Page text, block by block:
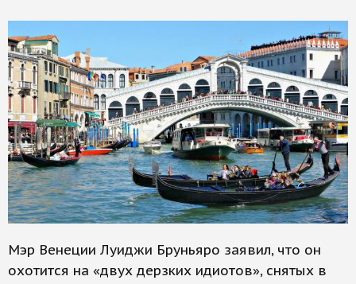
Мэр Венеции Луиджи Бруньяро заявил, что он
охотится на «двух дерзких идиотов», снятых в